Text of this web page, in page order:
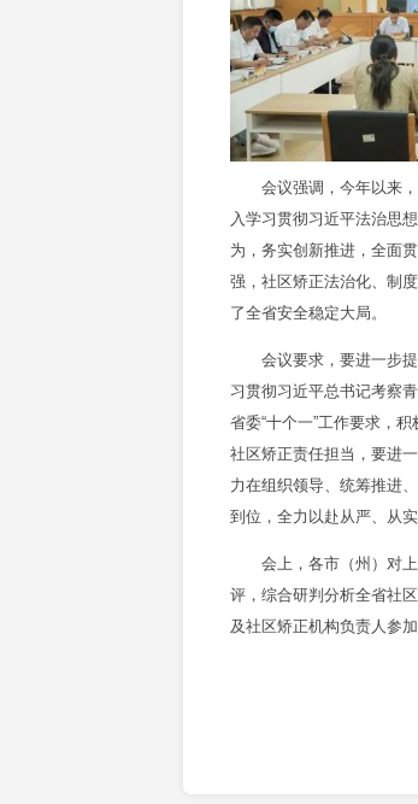
会议强调，今年以来，
入学习贯彻习近平法治思
为，务实创新推进，全面
强，社区矫正法治化、制
了全省安全稳定大局。
会议要求，要进一步提
习贯彻习近平总书记考察
省委“十个一”工作要求，
社区矫正责任担当，要进
力在组织领导、统筹推进
到位，全力以赴从严、从
会上，各市（州）对上
评，综合研判分析全省社
及社区矫正机构负责人参加